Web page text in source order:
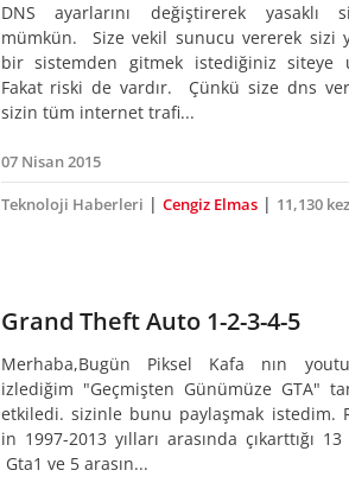
DNS ayarlarını değiştirerek yasaklı
mümkün. Size vekil sunucu vererek sizi
bir sistemden gitmek istediğiniz siteye
Fakat riski de vardır. Çünkü size dns
sizin tüm internet trafi...
07 Nisan 2015
Teknoloji Haberleri | Cengiz Elmas| 11,130
Grand Theft Auto 1-2-3-4-5
Merhaba,Bugün Piksel Kafa nın
izlediğim "Geçmişten Günümüze GTA"
etkiledi. sizinle bunu paylaşmak istedim.
in 1997-2013 yılları arasında çıkarttığı
Gta1 ve 5 arasın...